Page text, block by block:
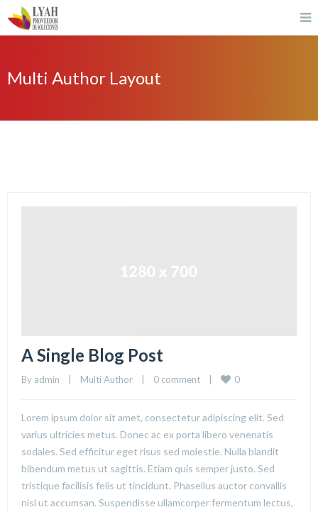
Multi Author Layout
A Single Blog Post
By admin Multi Author 0 comment 0
Lorem ipsum dolor sit amet, consectetur adipiscing elit. Sed
varius ultricies metus. Donec ac ex porta libero venenatis
sodales. Sed efficitur eget risus sed molestie. Nulla blandit
bibendum metus ut sagittis. Etiam quis semper justo. Sed
tristique facilisis felis ut tincidunt. Phasellus auctor convallis
nisl ut accumsan. Suspendisse ullamcorper fermentum lectus,